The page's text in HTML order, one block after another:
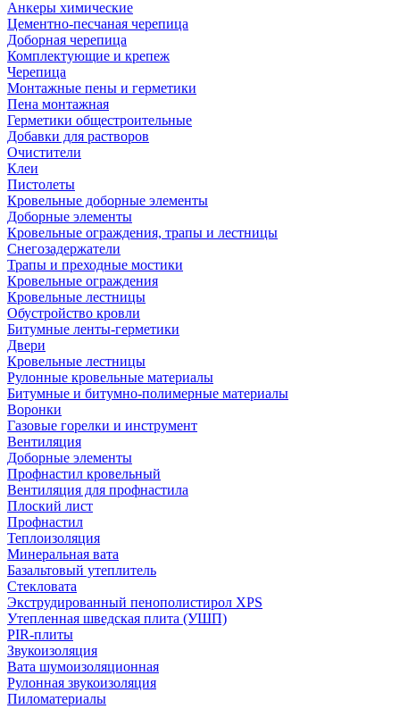
Анкеры химические
Цементно-песчаная черепица
Доборная черепица
Комплектующие и крепеж
Черепица
Монтажные пены и герметики
Пена монтажная
Герметики общестроительные
Добавки для растворов
Очистители
Клеи
Пистолеты
Кровельные доборные элементы
Доборные элементы
Кровельные ограждения, трапы и лестницы
Снегозадержатели
Трапы и преходные мостики
Кровельные ограждения
Кровельные лестницы
Обустройство кровли
Битумные ленты-герметики
Двери
Кровельные лестницы
Рулонные кровельные материалы
Битумные и битумно-полимерные материалы
Воронки
Газовые горелки и инструмент
Вентиляция
Доборные элементы
Профнастил кровельный
Вентиляция для профнастила
Плоский лист
Профнастил
Теплоизоляция
Минеральная вата
Базальтовый утеплитель
Стекловата
Экструдированный пенополистирол XPS
Утепленная шведская плита (УШП)
PIR-плиты
Звукоизоляция
Вата шумоизоляционная
Рулонная звукоизоляция
Пиломатериалы